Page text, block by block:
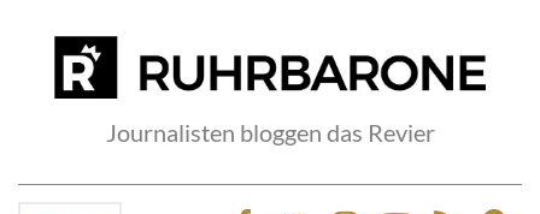
Journalisten bloggen das Revier